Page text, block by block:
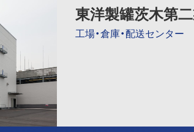
東洋製罐茨木第
工場・倉庫・配送センター